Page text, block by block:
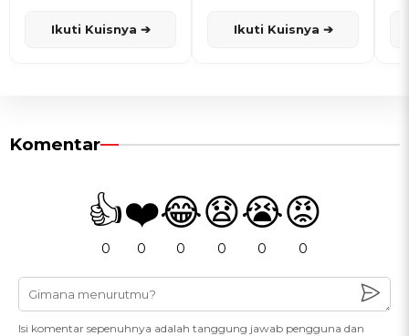
Ikuti Kuisnya ➔ Ikuti Kuisnya ➔
Komentar
👍
0
❤️
0
😂
0
😧
0
😭
0
😡
0
Isi komentar sepenuhnya adalah tanggung jawab pengguna dan